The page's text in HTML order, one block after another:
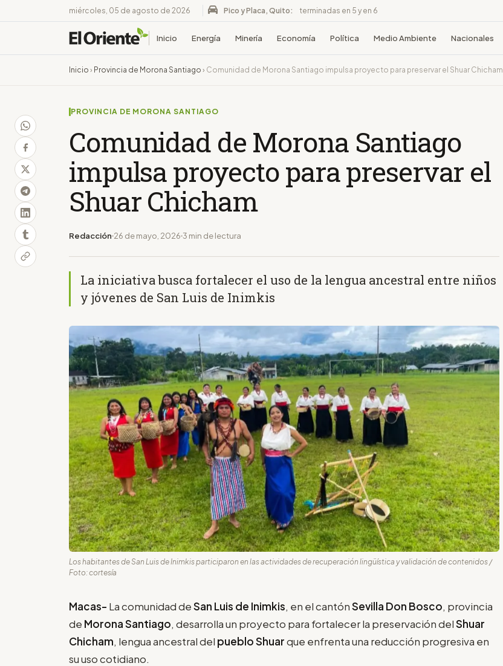
miércoles, 05 de agosto de 2026 Pico y Placa, Quito: terminadas en 5 y en 6
Inicio Energía Minería Economía Política Medio Ambiente Nacionales
Inicio › Provincia de Morona Santiago › Comunidad de Morona Santiago impulsa proyecto para preservar el Shuar Chicham
PROVINCIA DE MORONA SANTIAGO
Comunidad de Morona Santiago
impulsa proyecto para preservar el
Shuar Chicham
Redacción 26 de mayo, 2026 3 min de lectura
La iniciativa busca fortalecer el uso de la lengua ancestral entre niños
y jóvenes de San Luis de Inimkis
Los habitantes de San Luis de Inimkis participaron en las actividades de recuperación lingüística y validación de contenidos /
Foto: cortesía
Macas- La comunidad deSan Luis de Inimkis, en el cantónSevilla Don Bosco, provincia
de Morona Santiago, desarrolla un proyecto para fortalecer la preservación delShuar
Chicham, lengua ancestral del pueblo Shuarque enfrenta una reducción progresiva en
su uso cotidiano.